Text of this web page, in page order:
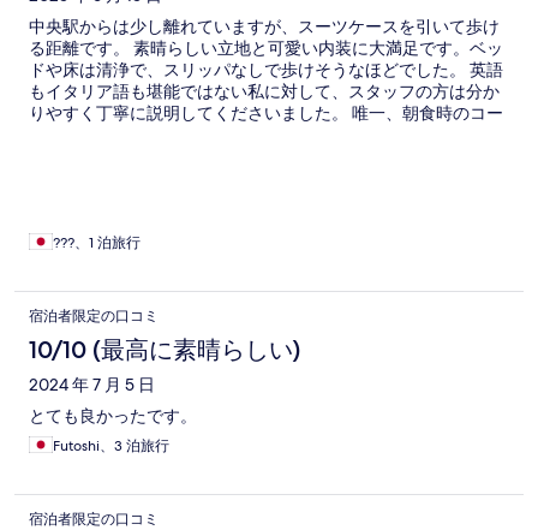
中央駅からは少し離れていますが、スーツケースを引いて歩け
る距離です。 素晴らしい立地と可愛い内装に大満足です。ベッ
ドや床は清浄で、スリッパなしで歩けそうなほどでした。 英語
もイタリア語も堪能ではない私に対して、スタッフの方は分か
りやすく丁寧に説明してくださいました。 唯一、朝食時のコー
???、1 泊旅行
宿泊者限定の口コミ
10/10 (最高に素晴らしい)
2024 年 7 月 5 日
とても良かったです。
Futoshi、3 泊旅行
宿泊者限定の口コミ